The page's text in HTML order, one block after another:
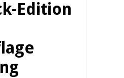
Edition